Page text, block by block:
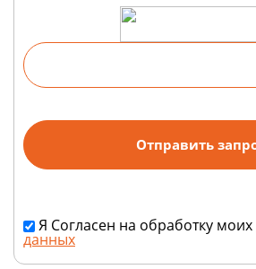
Я Согласен на обработку моих
данных